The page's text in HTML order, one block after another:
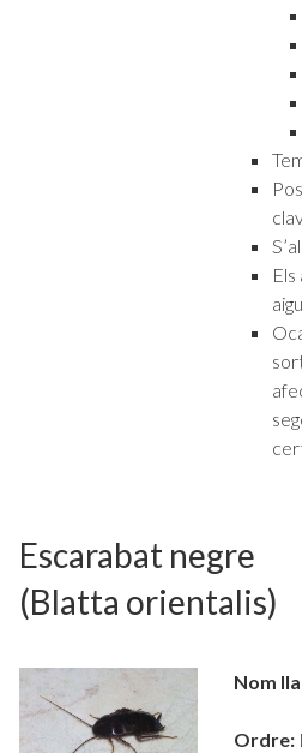
Escarabat negre
(Blatta orientalis)
Nom
Ordre: